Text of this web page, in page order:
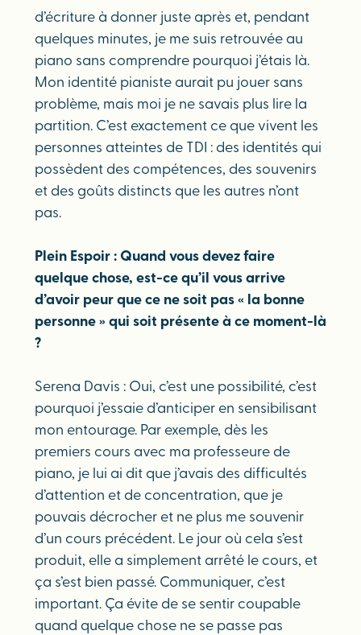
d’écriture à donner juste après et, pendant
quelques minutes, je me suis retrouvée au
piano sans comprendre pourquoi j’étais là.
Mon identité pianiste aurait pu jouer sans
problème, mais moi je ne savais plus lire la
partition. C’est exactement ce que vivent les
personnes atteintes de TDI : des identités qui
possèdent des compétences, des souvenirs
et des goûts distincts que les autres n’ont
pas.
Plein Espoir : Quand vous devez faire
quelque chose, est-ce qu’il vous arrive
d’avoir peur que ce ne soit pas « la bonne
personne » qui soit présente à ce moment-là
?
Serena Davis : Oui, c’est une possibilité, c’est
pourquoi j’essaie d’anticiper en sensibilisant
mon entourage. Par exemple, dès les
premiers cours avec ma professeure de
piano, je lui ai dit que j’avais des difficultés
d’attention et de concentration, que je
pouvais décrocher et ne plus me souvenir
d’un cours précédent. Le jour où cela s’est
produit, elle a simplement arrêté le cours, et
ça s’est bien passé. Communiquer, c’est
important. Ça évite de se sentir coupable
quand quelque chose ne se passe pas